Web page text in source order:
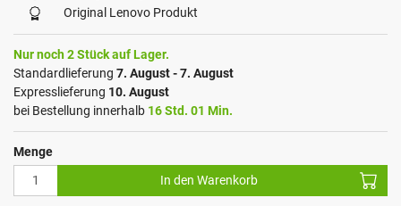
Original Lenovo Produkt
Nur noch 2 Stück auf Lager.
Standardlieferung 7. August - 7. August
Expresslieferung 10. August
bei Bestellung innerhalb 16 Std. 01 Min.
Menge
In den Warenkorb